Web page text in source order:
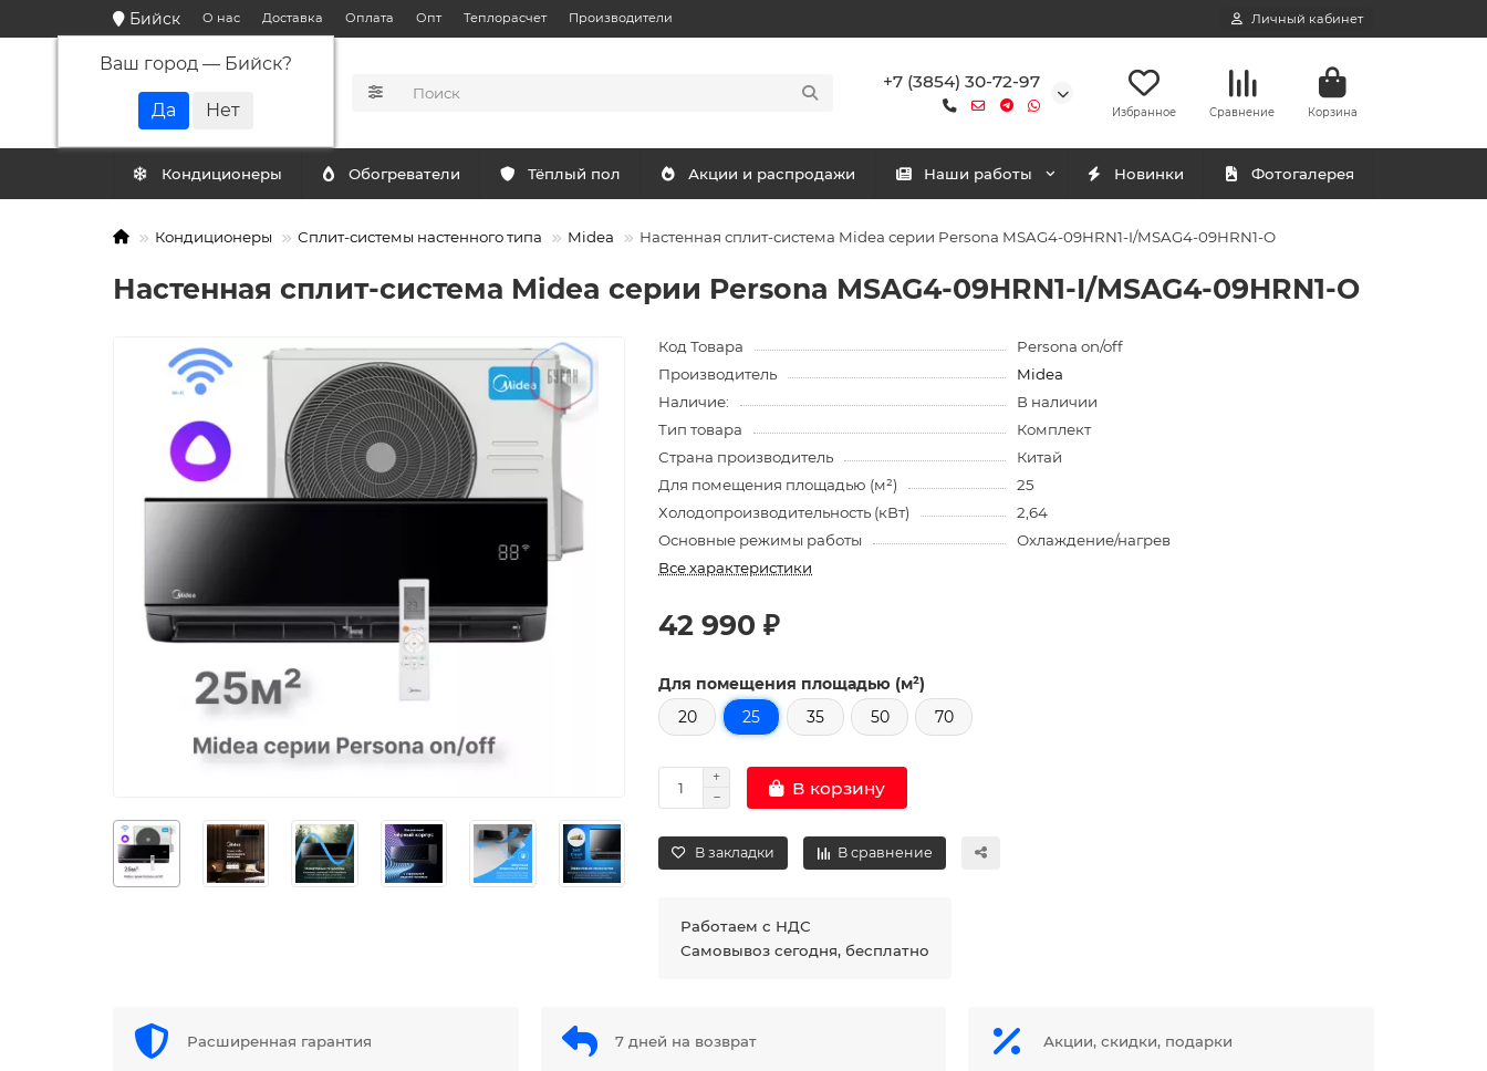
Бийск
Ваш город — Бийск?
О нас Доставка Оплата Опт Теплорасчет Производители Личный кабинет
+7 (3854) 30-72-97
Избранное Сравнение Корзина
Кондиционеры Обогреватели Тёплый пол Акции и распродажи Наши работы Новинки Фотогалерея
Кондиционеры Сплит-системы настенного типа Midea Настенная сплит-система Midea серии Persona MSAG4-09HRN1-I/MSAG4-09HRN1-O
Настенная сплит-система Midea серии Persona MSAG4-09HRN1-I/MSAG4-09HRN1-O
Код Товара
Persona on/off
Производитель
Midea
Наличие:
В наличии
Тип товара
Комплект
Страна производитель
Китай
Для помещения площадью (м²)
25
Холодопроизводительность (кВт)
2,64
Основные режимы работы
Охлаждение/нагрев
Все характеристики
42 990 ₽
Для помещения площадью (м²)
20
25 35 50 70
В корзину
В закладки В сравнение
Работаем с НДС
Самовывоз сегодня, бесплатно
Расширенная гарантия 7 дней на возврат Акции, скидки, подарки